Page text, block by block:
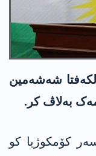
شەشەمین
بەلاڤ کر.
و ٦ سال ب سەر کۆمکوژیا کو